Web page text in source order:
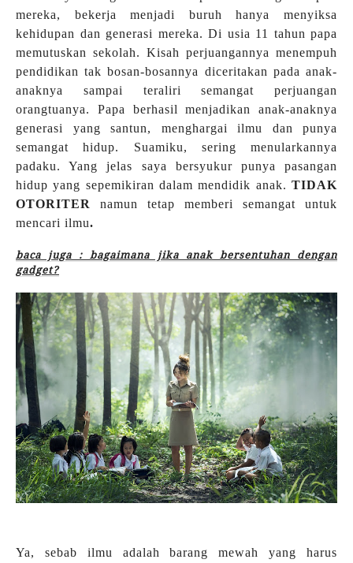
mereka, bekerja menjadi buruh hanya menyiksa
kehidupan dan generasi mereka. Di usia 11 tahun papa
memutuskan sekolah. Kisah perjuangannya menempuh
pendidikan tak bosan-bosannya diceritakan pada anak-
anaknya sampai teraliri semangat perjuangan
orangtuanya. Papa berhasil menjadikan anak-anaknya
generasi yang santun, menghargai ilmu dan punya
semangat hidup. Suamiku, sering menularkannya
padaku. Yang jelas saya bersyukur punya pasangan
hidup yang sepemikiran dalam mendidik anak. TIDAK
OTORITER namun tetap memberi semangat untuk
mencari ilmu.
baca juga : bagaimana jika anak bersentuhan dengan
gadget?
Ya, sebab ilmu adalah barang mewah yang harus